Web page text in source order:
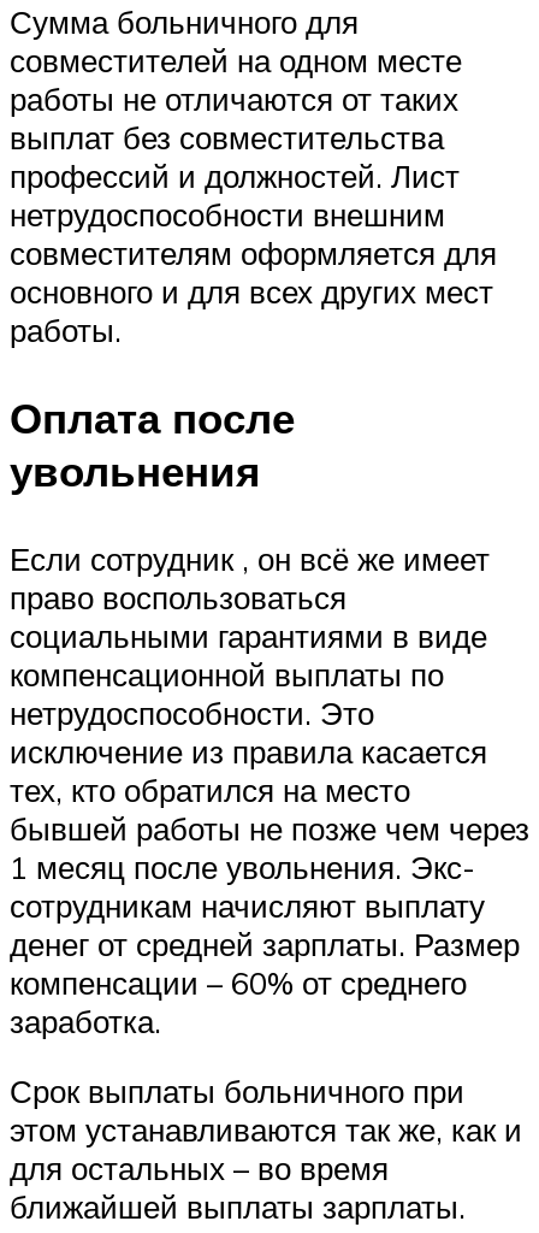
Сумма больничного для
совместителей на одном месте
работы не отличаются от таких
выплат без совместительства
профессий и должностей. Лист
нетрудоспособности внешним
совместителям оформляется для
основного и для всех других мест
работы.
Оплата после
увольнения
Если сотрудник , он всё же имеет
право воспользоваться
социальными гарантиями в виде
компенсационной выплаты по
нетрудоспособности. Это
исключение из правила касается
тех, кто обратился на место
бывшей работы не позже чем через
1 месяц после увольнения. Экс-
сотрудникам начисляют выплату
денег от средней зарплаты. Размер
компенсации – 60% от среднего
заработка.
Срок выплаты больничного при
этом устанавливаются так же, как и
для остальных – во время
ближайшей выплаты зарплаты.